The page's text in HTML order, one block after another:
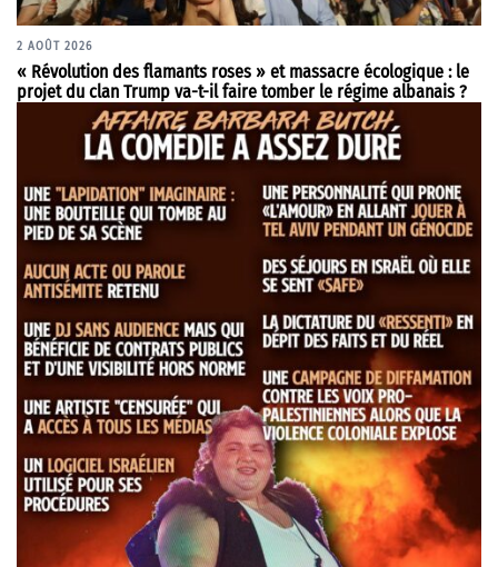
2 AOÛT 2026
« Révolution des flamants roses » et massacre écologique : le
projet du clan Trump va-t-il faire tomber le régime albanais ?